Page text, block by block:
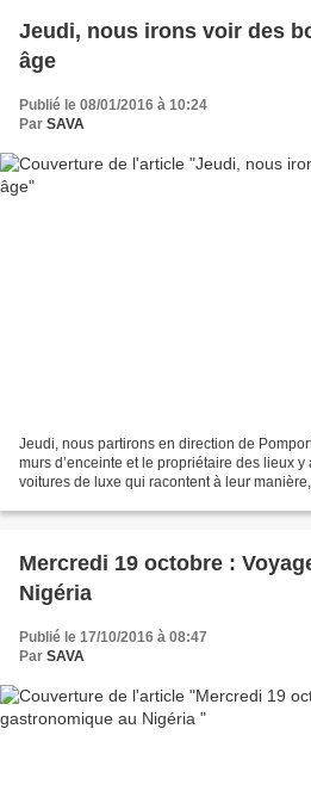
Jeudi, nous irons voir des
âge
Publié le 08/01/2016 à 10:24
Par SAVA
Jeudi, nous partirons en direction de
murs d’enceinte et le propriétaire des lieux
voitures de luxe qui racontent à leur
Mercredi 19 octobre :
Nigéria
Publié le 17/10/2016 à 08:47
Par SAVA